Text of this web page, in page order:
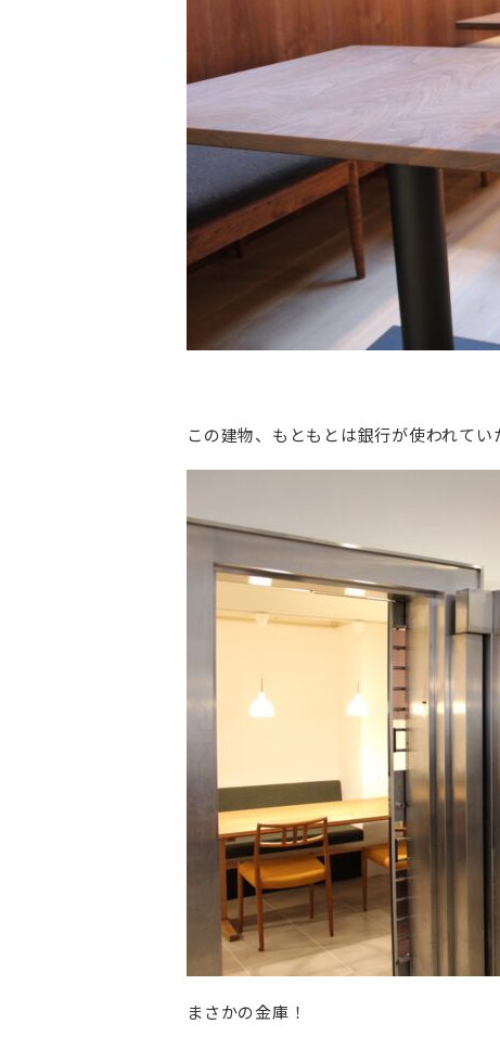
この建物、もともとは銀行が使われてい
まさかの金庫！